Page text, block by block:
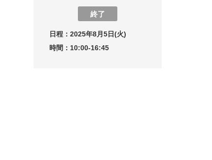
終了
日程： 2025年8月5日(火)
時間： 10:00-16:45